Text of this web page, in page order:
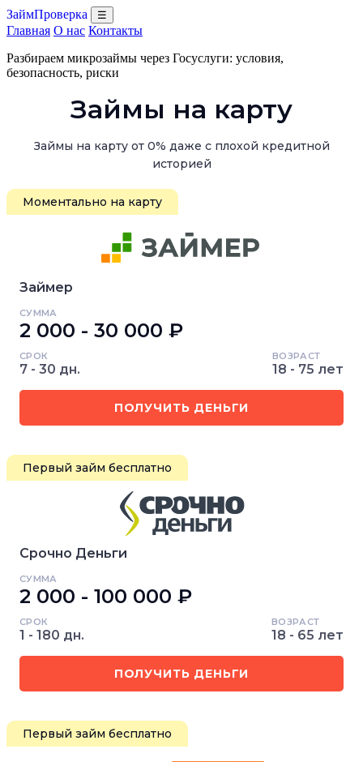
ЗаймПроверка ☰
Главная О нас Контакты
Разбираем микрозаймы через Госуслуги: условия,
безопасность, риски
Займы на карту
Займы на карту от 0% даже с плохой кредитной
историей
Моментально на карту
Займер
СУММА
2 000 - 30 000 ₽
СРОК
7 - 30 дн.
ВОЗРАСТ
18 - 75 лет
ПОЛУЧИТЬ ДЕНЬГИ
Первый займ бесплатно
Срочно Деньги
СУММА
2 000 - 100 000 ₽
СРОК
1 - 180 дн.
ВОЗРАСТ
18 - 65 лет
ПОЛУЧИТЬ ДЕНЬГИ
Первый займ бесплатно